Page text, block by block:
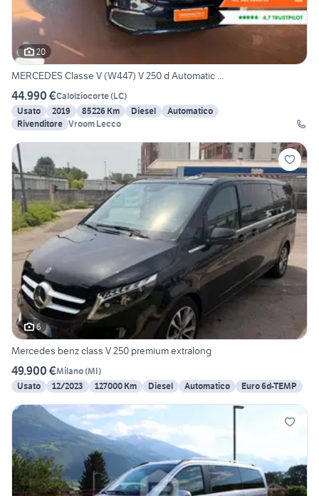
20
MERCEDES Classe V (W447) V 250 d Automatic ...
44.990 €Calolziocorte(LC)
Usato
2019 85226 Km Diesel
Automatico
Rivenditore Vroom Lecco
6
Mercedes benz class V 250 premium extralong
49.900 €Milano(MI)
Usato
12/2023 127000 Km Diesel Automatico Euro 6d-TEMP